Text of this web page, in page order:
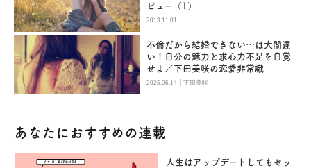
ビュー（1）
2013.11.01
不倫だから結婚できない…は大間違
い！自分の魅力と求心力不足を自覚
せよ／下田美咲の恋愛非常識
2025.06.14 |下田美咲
あなたにおすすめの連載
人生はアップデートしてもセッ